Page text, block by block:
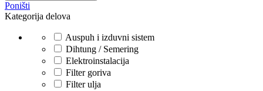
Poništi
Kategorija delova
Auspuh i izduvni sistem
Dihtung / Semering
Elektroinstalacija
Filter goriva
Filter ulja